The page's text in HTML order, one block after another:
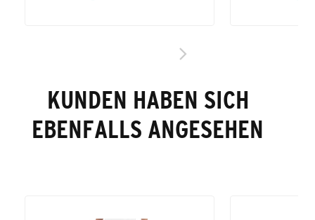
KUNDEN HABEN SICH
EBENFALLS ANGESEHEN